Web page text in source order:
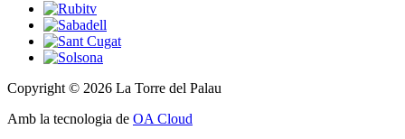
Copyright © 2026 La Torre del Palau
Amb la tecnologia de OA Cloud